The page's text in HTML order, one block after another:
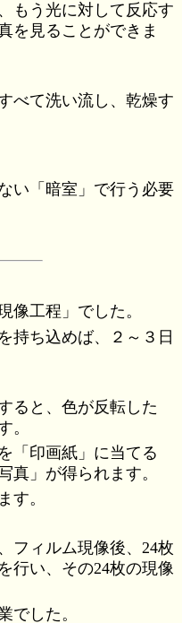
もう光に対して反応す
を見ることができま
べて洗い流し、乾燥す
い「暗室」で行う必要
像工程」でした。
持ち込めば、２～３日
ると、色が反転した
。
「印画紙」に当てる
真」が得られます。
す。
フィルム現像後、24枚
行い、その24枚の現像
でした。